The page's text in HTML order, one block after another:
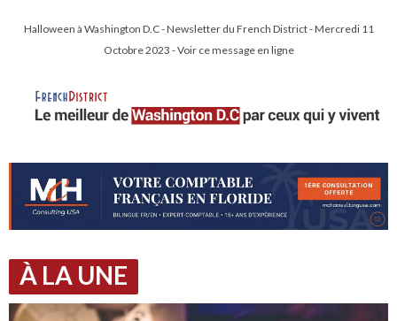
Halloween à Washington D.C - Newsletter du French District - Mercredi 11
Octobre 2023 - Voir ce message en ligne
À LA UNE